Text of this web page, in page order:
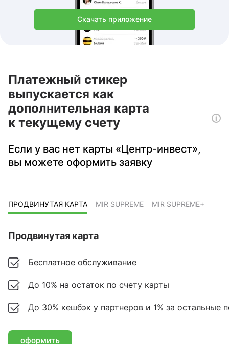
Скачать приложение
Платежный стикер
выпускается как
дополнительная карта
к текущему счету
Если у вас нет карты «Центр-инвест»,
вы можете оформить заявку
ПРОДВИНУТАЯ КАРТА MIR SUPREME MIR SUPREME+
Продвинутая карта
Бесплатное обслуживание
до 10% на остаток по счету карты
До 30% кешбэк у партнеров и 1% за остальные
оформить